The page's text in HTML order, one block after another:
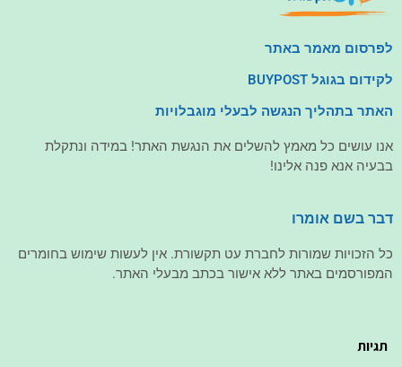
לפרסום מאמר באתר
לקידום בגוגל BUYPOST
האתר בתהליך הנגשה לבעלי מוגבלויות
אנו עושים כל מאמץ להשלים את הנגשת האתר! במידה ונתקלת
בבעיה אנא פנה אלינו!
דבר בשם אומרו
כל הזכויות שמורות לחברת עט תקשורת. אין לעשות שימוש בחומרים
המפורסמים באתר ללא אישור בכתב מבעלי האתר.
תגיות